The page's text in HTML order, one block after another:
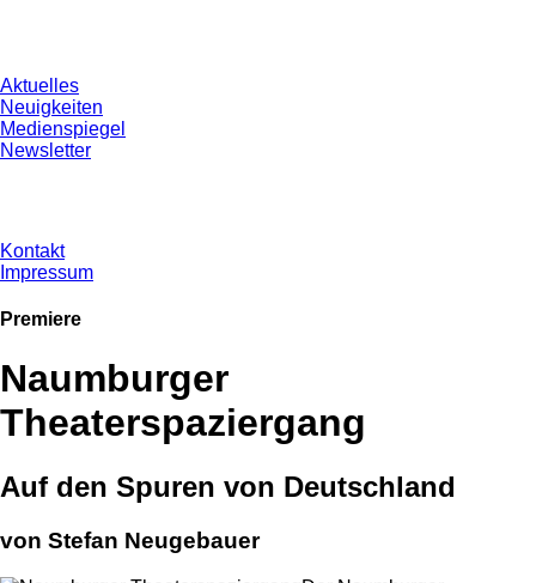
Aktuelles
Neuigkeiten
Medienspiegel
Newsletter
Kontakt
Impressum
Premiere
Naumburger
Theaterspaziergang
Auf den Spuren von Deutschland
von Stefan Neugebauer